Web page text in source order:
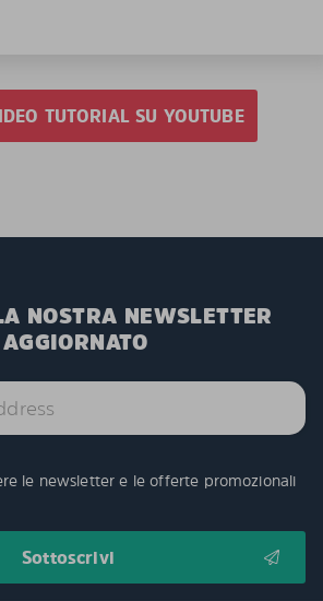
TUTORIAL SU YOUTUBE
NOSTRA NEWSLETTER
le newsletter e le offerte promozionali